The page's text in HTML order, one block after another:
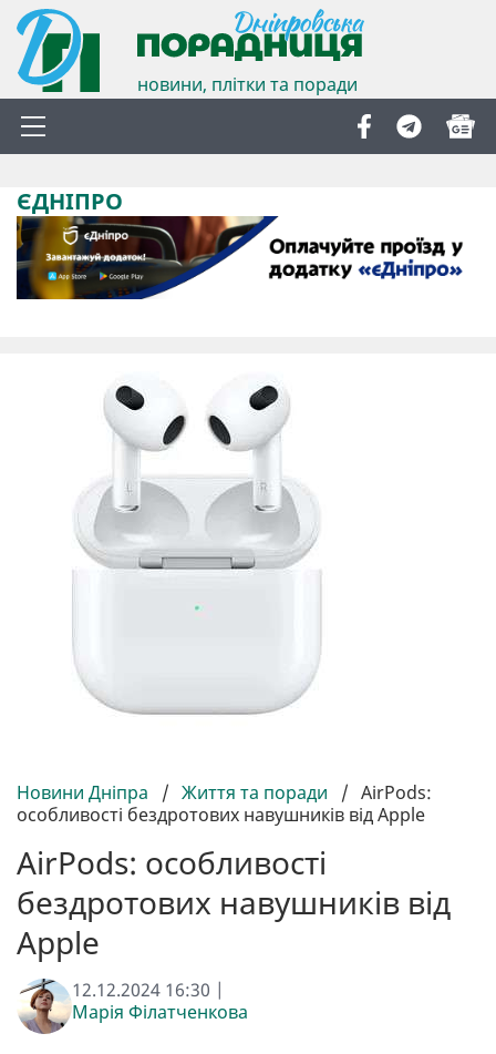
новини, плітки та поради
ЄДНІПРО
Новини Дніпра / Життя та поради / AirPods:
особливості бездротових навушників від Apple
AirPods: особливості
бездротових навушників від
Apple
12.12.2024 16:30 |
Марія Філатченкова